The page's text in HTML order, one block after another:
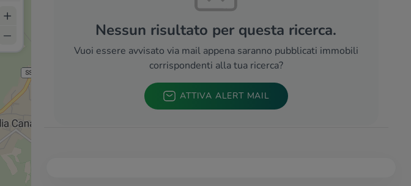
Nessun risultato per questa ricerca.
Vuoi essere avvisato via mail appena saranno pubblicati immobili
corrispondenti alla tua ricerca?
ATTIVA ALERT MAIL
+
–